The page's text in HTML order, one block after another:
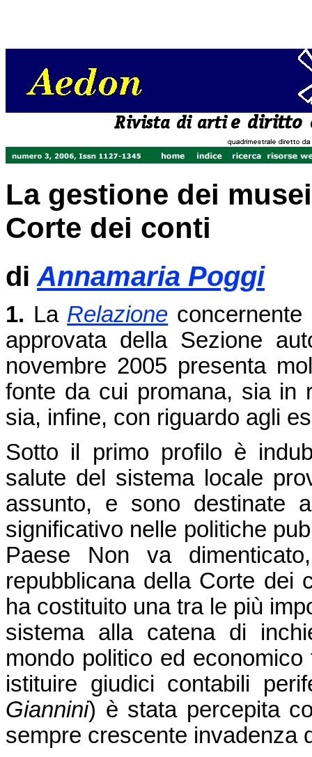
La gestione dei
Corte dei conti
di Annamaria Poggi
1. La Relazione
approvata della Sezione
novembre 2005 presenta
fonte da cui promana, sia in
sia, infine, con riguardo agli
Sotto il primo profilo è
salute del sistema locale
assunto, e sono destinate
significativo nelle politiche
Paese Non va
repubblicana della Corte dei
ha costituito una tra le più
sistema alla catena di
mondo politico ed
istituire giudici contabili
Giannini) è stata percepita
sempre crescente invadenza